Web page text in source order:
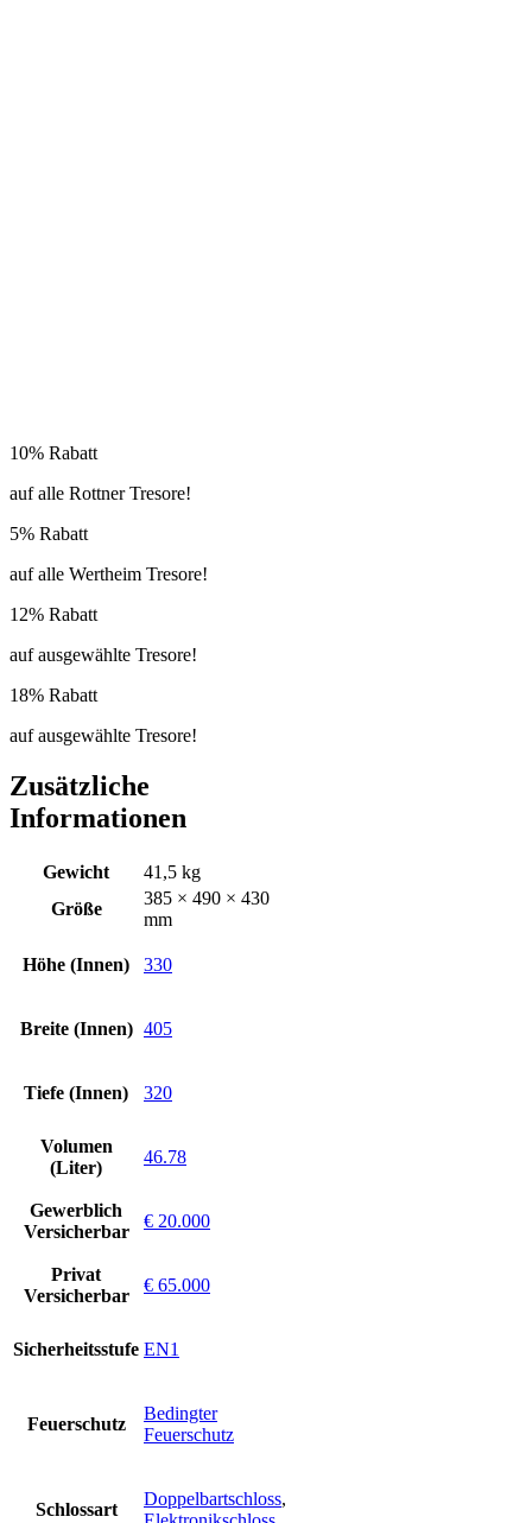
10% Rabatt
auf alle Rottner Tresore!
5% Rabatt
auf alle Wertheim Tresore!
12% Rabatt
auf ausgewählte Tresore!
18% Rabatt
auf ausgewählte Tresore!
Zusätzliche
Informationen
Gewicht
41,5 kg
Größe
385 × 490 × 430
mm
Höhe (Innen) 330
Breite (Innen) 405
Tiefe (Innen) 320
Volumen
(Liter)
46.78
Gewerblich
Versicherbar
€ 20.000
Privat
Versicherbar
€ 65.000
Sicherheitsstufe EN1
Feuerschutz
Bedingter
Feuerschutz
Schlossart
Doppelbartschloss,